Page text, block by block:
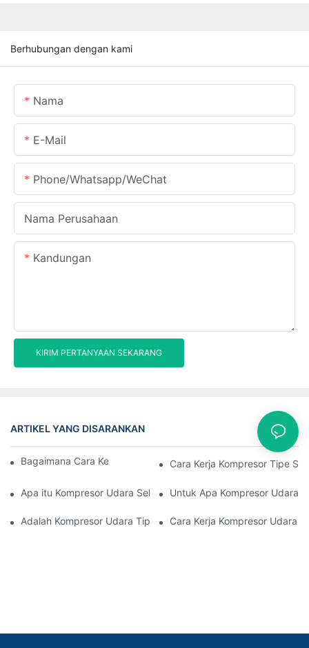
Berhubungan dengan kami
Nama
E-Mail
Phone/Whatsapp/WeChat
Nama Perusahaan
Kandungan
KIRIM PERTANYAAN SEKARANG
ARTIKEL YANG DISARANKAN Kasus
Bagaimana Cara Kerja Kompresor SekrupCara Kerja Kompresor Tipe
Apa itu Kompresor Udara Sekrup PutarUntuk Apa Kompresor Udara
Adalah Kompresor Udara Tipe Sekrup Yang Tenang
Cara Kerja Kompresor Udara